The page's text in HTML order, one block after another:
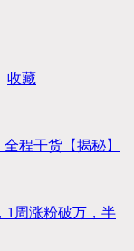
收藏
程干货【揭秘】
1周涨粉破万，半